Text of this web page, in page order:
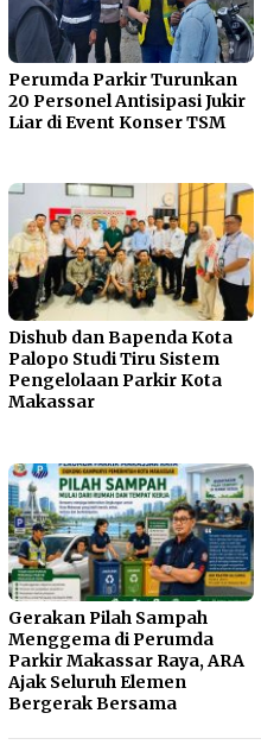
Perumda Parkir Turunkan
20 Personel Antisipasi Jukir
Liar di Event Konser TSM
Dishub dan Bapenda Kota
Palopo Studi Tiru Sistem
Pengelolaan Parkir Kota
Makassar
Gerakan Pilah Sampah
Menggema di Perumda
Parkir Makassar Raya, ARA
Ajak Seluruh Elemen
Bergerak Bersama